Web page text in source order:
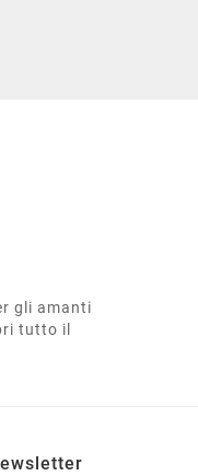
gli amanti
tutto il